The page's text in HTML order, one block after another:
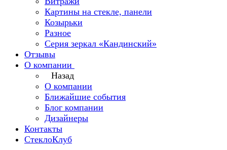
Картины на стекле, панели
Козырьки
Разное
Серия зеркал «Кандинский»
Отзывы
О компании
Назад
О компании
Ближайшие события
Блог компании
Дизайнеры
Контакты
СтеклоКлуб